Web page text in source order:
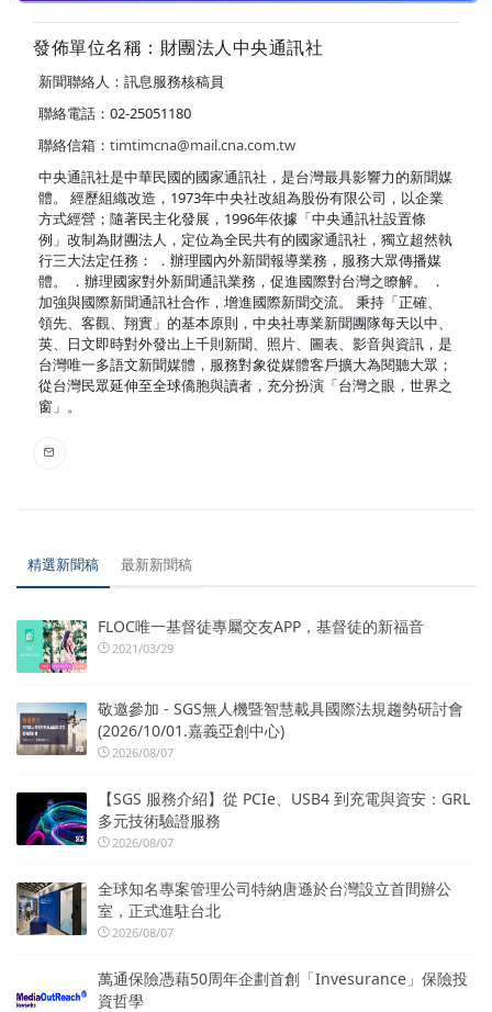
發佈單位名稱：財團法人中央通訊社
新聞聯絡人：訊息服務核稿員
聯絡電話：02-25051180
聯絡信箱： timtimcna@mail.cna.com.tw
中央通訊社是中華民國的國家通訊社，是台灣最具影響力的新聞媒
體。 經歷組織改造，1973年中央社改組為股份有限公司，以企業
方式經營；隨著民主化發展，1996年依據「中央通訊社設置條
例」改制為財團法人，定位為全民共有的國家通訊社，獨立超然執
行三大法定任務： ．辦理國內外新聞報導業務，服務大眾傳播媒
體。 ．辦理國家對外新聞通訊業務，促進國際對台灣之瞭解。 ．
加強與國際新聞通訊社合作，增進國際新聞交流。 秉持「正確、
領先、客觀、翔實」的基本原則，中央社專業新聞團隊每天以中、
英、日文即時對外發出上千則新聞、照片、圖表、影音與資訊，是
台灣唯一多語文新聞媒體，服務對象從媒體客戶擴大為閱聽大眾；
從台灣民眾延伸至全球僑胞與讀者，充分扮演「台灣之眼，世界之
窗」。
精選新聞稿 最新新聞稿
FLOC唯一基督徒專屬交友APP，基督徒的新福音
2021/03/29
敬邀參加 - SGS無人機暨智慧載具國際法規趨勢研討會
(2026/10/01.嘉義亞創中心)
2026/08/07
【SGS 服務介紹】從 PCIe、USB4 到充電與資安：GRL
多元技術驗證服務
2026/08/07
全球知名專案管理公司特納唐遜於台灣設立首間辦公
室，正式進駐台北
2026/08/07
萬通保險憑藉50周年企劃首創「Invesurance」保險投
資哲學